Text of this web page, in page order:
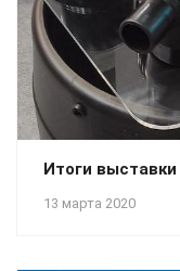
13 марта 2020
Итоги